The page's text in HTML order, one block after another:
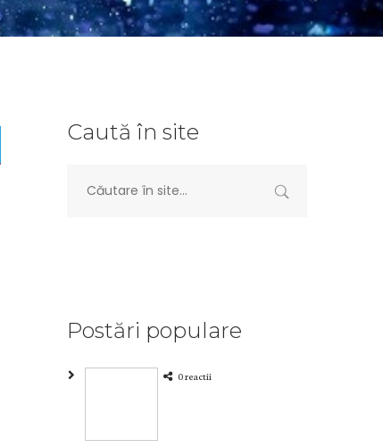
Caută în site
Postări populare
0 reactii